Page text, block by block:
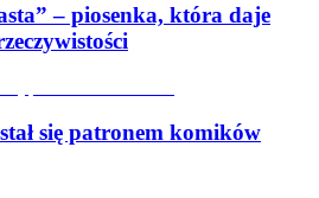
– piosenka, która daje
się patronem komików